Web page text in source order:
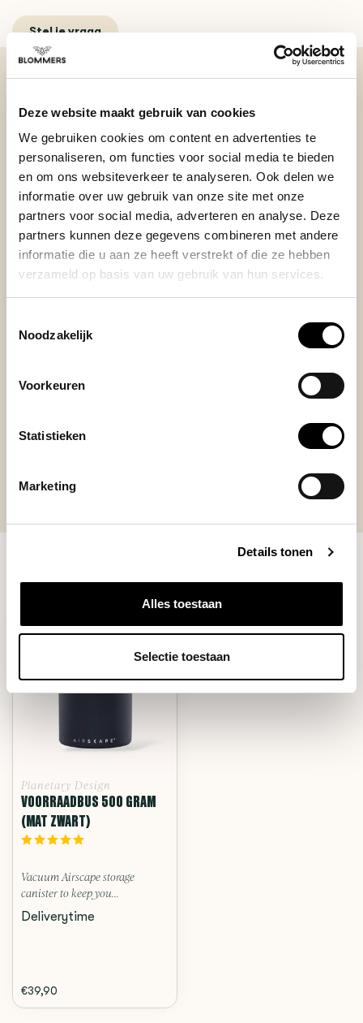
Deze website maakt gebruik van cookies
We gebruiken cookies om content en advertenties te
personaliseren, om functies voor social media te bieden
en om ons websiteverkeer te analyseren. Ook delen we
informatie over uw gebruik van onze site met onze
partners voor social media, adverteren en analyse. Deze
partners kunnen deze gegevens combineren met andere
informatie die u aan ze heeft verstrekt of die ze hebben
verzameld op basis van uw gebruik van hun services.
Noodzakelijk
Voorkeuren
Statistieken
Marketing
Details tonen
Alles toestaan
Selectie toestaan
Stel je vraag
BEKIJK ONZE REVIEWS
REVIEWS Je beoordeling toevoegen
Posted on 15 April 2025 at 17:14 door Martijn deB
Mooie bus waarin bonen lucht- en lichtvrij bewaard
kunnen worden.
+ Solide
RECENT BEKEKEN
Planetary Design
VOORRAADBUS 500 GRAM
(MAT ZWART)
Vacuum Airscape storage
canister to keep you...
Deliverytime
€39,90